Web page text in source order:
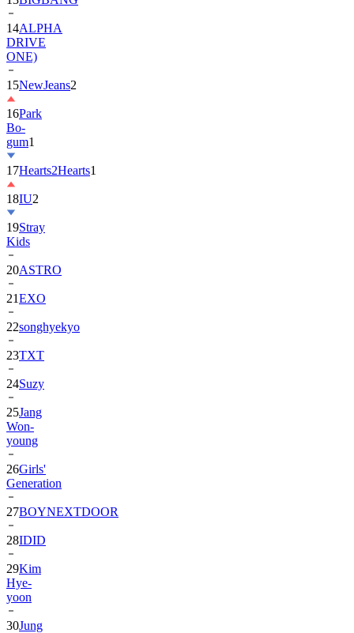
DRIVE
ONE)
15NewJeans
16Park
Bo-
gum1
17Hearts2Hearts
18IU2
19Stray
Kids
20ASTRO
21EXO
22songhyekyo
23TXT
24Suzy
25Jang
Won-
young
26Girls'
Generation
27BOYNEXTDOOR
28IDID
29Kim
Hye-
yoon
30Jung
Hae-
in1